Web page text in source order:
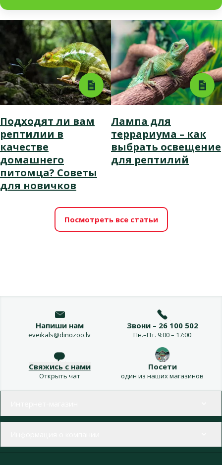
Подходят ли вам
рептилии в
качестве
домашнего
питомца? Советы
для новичков
Лампа для
террариума – как
выбрать освещение
для рептилий
Посмотреть все статьи
Напиши нам
eveikals@dinozoo.lv
Звони – 26 100 502
Пн.–Пт. 9:00 – 17:00
Свяжись с нами
Открыть чат
Посети
один из наших магазинов